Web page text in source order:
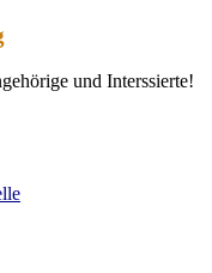
und Interssierte!